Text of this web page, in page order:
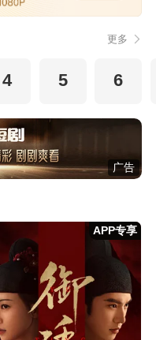
更多
4 5 6
广告
APP专享